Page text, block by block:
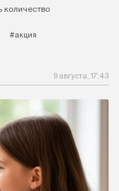
количество
#акция
9 августа, 17:43